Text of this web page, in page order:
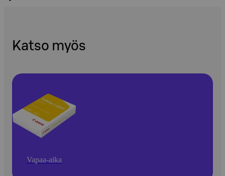
Katso myös
Vapaa-aika